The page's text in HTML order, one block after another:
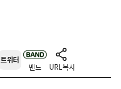
트위터
밴드 URL복사